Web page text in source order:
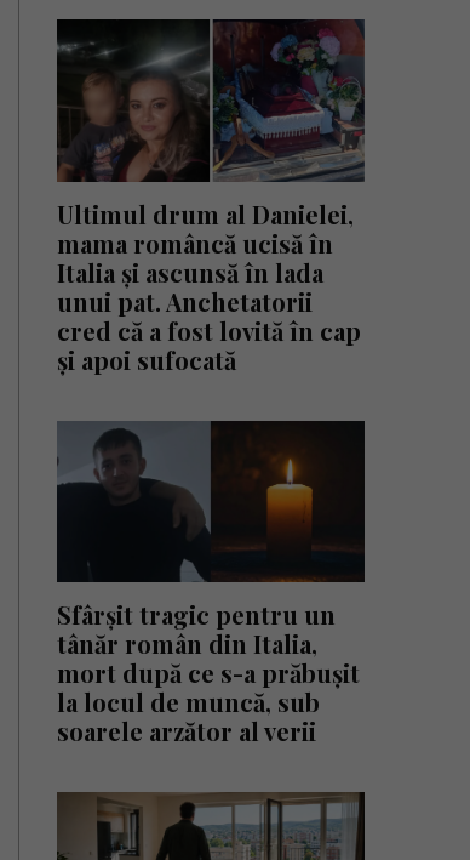
Ultimul drum al Danielei,
mama româncă ucisă în
Italia și ascunsă în lada
unui pat. Anchetatorii
cred că a fost lovită în cap
și apoi sufocată
Sfârșit tragic pentru un
tânăr român din Italia,
mort după ce s-a prăbușit
la locul de muncă, sub
soarele arzător al verii